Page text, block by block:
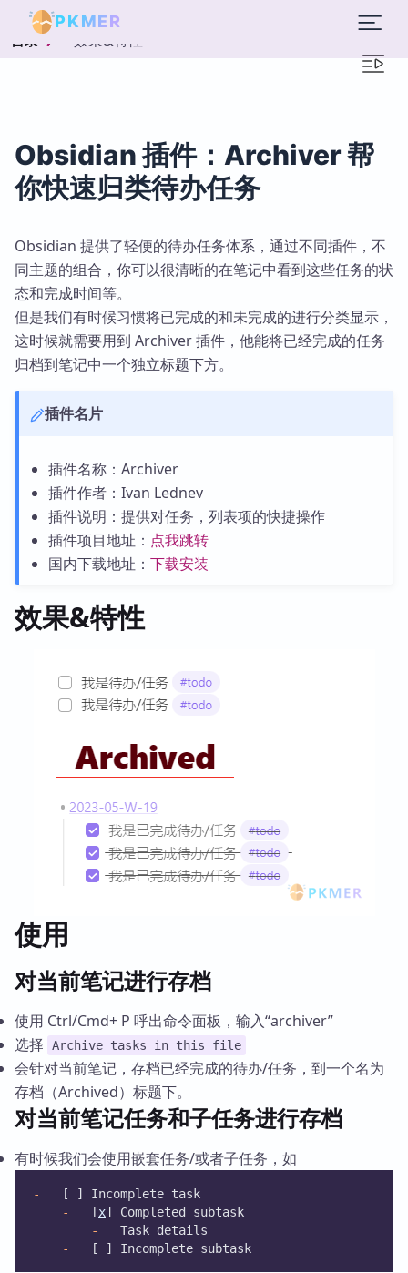
PKMER
目录 效果&特性
Obsidian 插件：Archiver 帮
你快速归类待办任务
Obsidian 提供了轻便的待办任务体系，通过不同插件，不
同主题的组合，你可以很清晰的在笔记中看到这些任务的状
态和完成时间等。
但是我们有时候习惯将已完成的和未完成的进行分类显示，
这时候就需要用到 Archiver 插件，他能将已经完成的任务
归档到笔记中一个独立标题下方。
插件名片
插件名称：Archiver
插件作者：Ivan Lednev
插件说明：提供对任务，列表项的快捷操作
插件项目地址： 点我跳转
国内下载地址： 下载安装
效果&特性
使用
对当前笔记进行存档
使用 Ctrl/Cmd+ P 呼出命令面板，输入“archiver”
选择
Archive tasks in this file
会针对当前笔记，存档已经完成的待办/任务，到一个名为
存档（Archived）标题下。
对当前笔记任务和子任务进行存档
有时候我们会使用嵌套任务/或者子任务，如
-
   [ ] Incomplete task
-
   [
x] Completed subtask
-
   Task details
-
   [ ] Incomplete subtask